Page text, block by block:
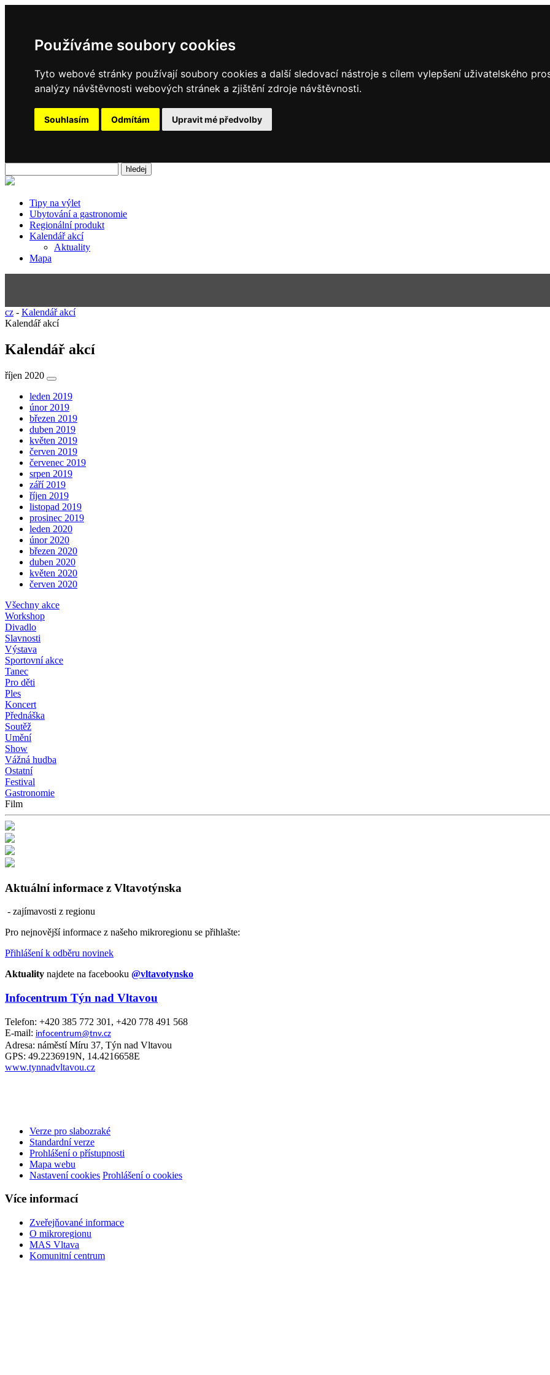
Používáme soubory cookies
Tyto webové stránky používají soubory cookies a další sledovací nástroje s cílem vylepšení uživatelského
analýzy návštěvnosti webových stránek a zjištění zdroje návštěvnosti.
Souhlasím Odmítám Upravit mé předvolby
Tipy na výlet
Ubytování a gastronomie
Regionální produkt
Kalendář akcí
Aktuality
Mapa
cz - Kalendář akcí
Kalendář akcí
Kalendář akcí
říjen 2020
leden 2019
únor 2019
březen 2019
duben 2019
květen 2019
červen 2019
červenec 2019
srpen 2019
září 2019
říjen 2019
listopad 2019
prosinec 2019
leden 2020
únor 2020
březen 2020
duben 2020
květen 2020
červen 2020
Všechny akce
Workshop
Divadlo
Slavnosti
Výstava
Sportovní akce
Tanec
Pro děti
Ples
Koncert
Přednáška
Soutěž
Umění
Show
Vážná hudba
Ostatní
Festival
Gastronomie
Film
Aktuální informace z Vltavotýnska
- zajímavosti z regionu
Pro nejnovější informace z našeho mikroregionu se přihlašte:
Přihlášení k odběru novinek
Aktuality najdete na facebooku @vltavotynsko
Infocentrum Týn nad Vltavou
Telefon: +420 385 772 301, +420 778 491 568
E-mail: infocentrum@tnv.cz
Adresa: náměstí Míru 37, Týn nad Vltavou
GPS: 49.2236919N, 14.4216658E
www.tynnadvltavou.cz
Verze pro slabozraké
Standardní verze
Prohlášení o přístupnosti
Mapa webu
Nastavení cookies Prohlášení o cookies
Více informací
Zveřejňované informace
O mikroregionu
MAS Vltava
Komunitní centrum